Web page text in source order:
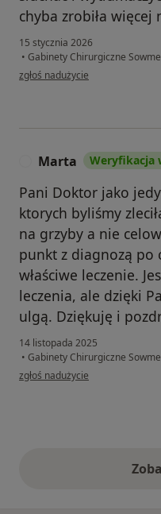
chyba zrobiła
15 stycznia 2026
• Gabinety Chirurgiczne
w opinii użytkownika Zofia
zgłoś nadużycie
Marta Weryfikacja
Pani Doktor jako
ktorych byliśmy
na grzyby a nie
punkt z diagnozą po
właściwe leczenie.
leczenia, ale dzięki
ulgą. Dziękuję i
14 listopada 2025
• Gabinety Chirurgiczne
w opinii użytkownika Marta
zgłoś nadużycie